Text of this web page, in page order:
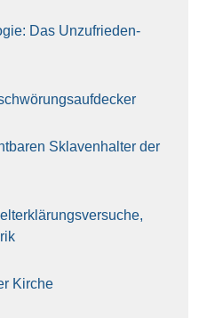
Das Unzufrieden­
Skla­ven­hal­ter der
Kir­che